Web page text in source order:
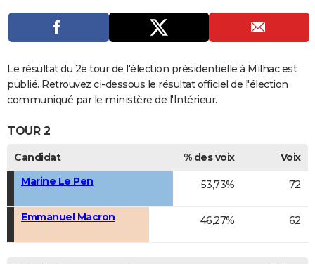
DICTIONNAIRE
Dictionnaire
Biographies
Expressions
Proverbes
PROGRAMME TV
COPAINS D'AVANT
Se connecter
Collèges
Universités
Entreprises
Service militaire
Avis de recherche
AVIS DE DÉCÈS
FORUM
Bricolage
Culture
Television
Voyage
Le résultat du 2e tour de l'élection présidentielle à Milhac est
publié. Retrouvez ci-dessous le résultat officiel de l'élection
communiqué par le ministère de l'Intérieur.
TOUR 2
Candidat % des voix
Voix
Marine Le Pen
53,73% 72
Emmanuel Macron 46,27% 62